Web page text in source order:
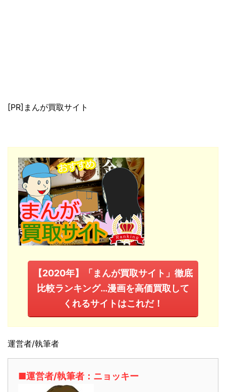
[PR]まんが買取サイト
【2020年】「まんが買取サイト」徹底
比較ランキング…漫画を高価買取して
くれるサイトはこれだ！
運営者/執筆者
■運営者/執筆者：ニョッキー